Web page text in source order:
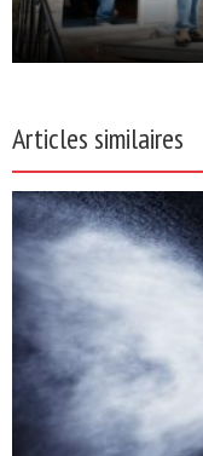
Articles similaires